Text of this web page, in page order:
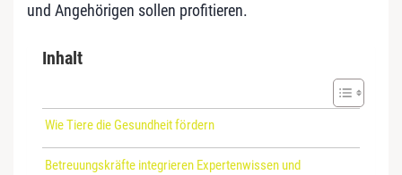
und Angehörigen sollen profitieren.
Inhalt
Wie Tiere die Gesundheit fördern
Betreuungskräfte integrieren Expertenwissen und